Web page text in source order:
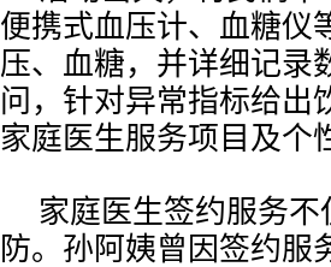
便携式血压计、血糖仪
压、血糖，并详细记录
问，针对异常指标给出
家庭医生服务项目及个
家庭医生签约服务
防。孙阿姨曾因签约服